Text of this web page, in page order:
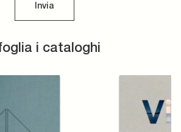
i cataloghi
Invia